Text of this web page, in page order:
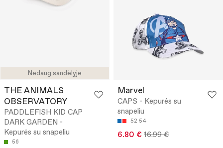
Nedaug sandėlyje
THE ANIMALS
OBSERVATORY
PADDLEFISH KID CAP
DARK GARDEN -
Kepurės su snapeliu
56
Marvel
CAPS - Kepurės su
snapeliu
52 54
6.80 € 16.99 €